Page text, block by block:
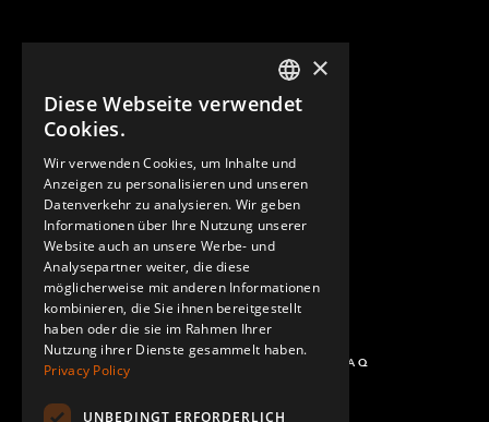
KONTAKT
FRAGEN UND ANTWORTEN - FAQ
ENGLISH
×
Diese Webseite verwendet
Cookies.
Wir verwenden Cookies, um Inhalte und
Anzeigen zu personalisieren und unseren
Datenverkehr zu analysieren. Wir geben
Informationen über Ihre Nutzung unserer
Website auch an unsere Werbe- und
Analysepartner weiter, die diese
möglicherweise mit anderen Informationen
kombinieren, die Sie ihnen bereitgestellt
haben oder die sie im Rahmen Ihrer
Nutzung ihrer Dienste gesammelt haben.
Privacy Policy
UNBEDINGT ERFORDERLICH